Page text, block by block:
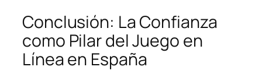
Conclusión: La Confianza
como Pilar del Juego en
Línea en España